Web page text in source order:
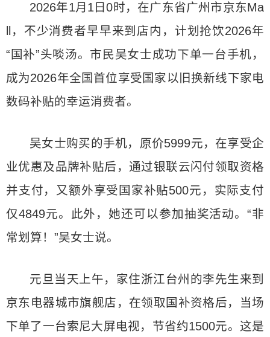
2026年1月1日0时，在广东省广州市京东Ma
ll，不少消费者早早来到店内，计划抢饮2026年
“国补”头啖汤。市民吴女士成功下单一台手机，
成为2026年全国首位享受国家以旧换新线下家电
数码补贴的幸运消费者。
吴女士购买的手机，原价5999元，在享受企
业优惠及品牌补贴后，通过银联云闪付领取资格
并支付，又额外享受国家补贴500元，实际支付
仅4849元。此外，她还可以参加抽奖活动。“非
常划算！”吴女士说。
元旦当天上午，家住浙江台州的李先生来到
京东电器城市旗舰店，在领取国补资格后，当场
下单了一台索尼大屏电视，节省约1500元。这是